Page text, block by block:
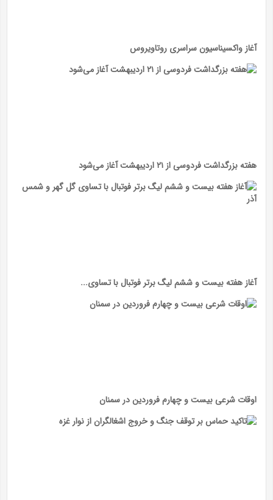
آغاز واکسیناسیون سراسری روتاویروس
هفته بزرگداشت فردوسی از ۲۱ اردیبهشت آغاز می‌شود
آغاز هفته بیست و ششم لیگ برتر فوتبال با تساوی...
اوقات شرعی بیست و چهارم فروردین در سمنان